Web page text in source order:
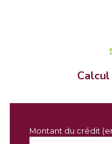
Montant du crédit